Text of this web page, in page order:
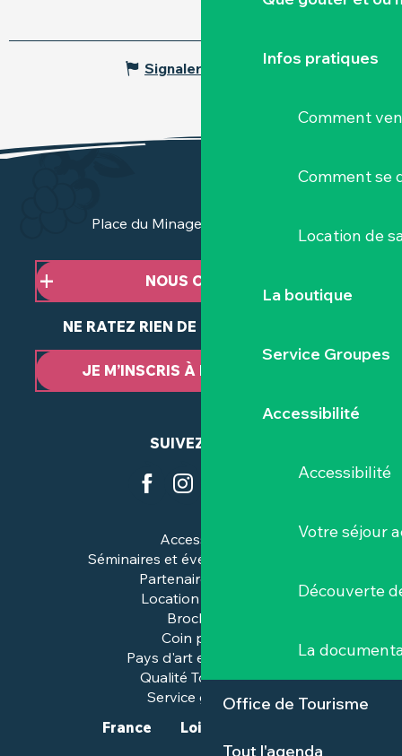
Infos pratiques
Comment
Comment se
Location de
La boutique
Service Groupes
Accessibilité
Accessibilité
Votre séjour
Découverte
La
Office de Tourisme
Tout l'agenda
Signaler une erreur
Place du Minage - 44190 Clisson
NOUS CONTACTER
NE RATEZ RIEN DE NOTRE ACTUALITÉ
JE M’INSCRIS À LA NEWSLETTER
SUIVEZ-NOUS
Accessibilité
Séminaires et événements pros
Partenaires & pros
Location de salles
Brochures
Coin presse
Pays d'art et d'histoire
Qualité Tourisme™
Service groupes
France
Loire-Atlantique